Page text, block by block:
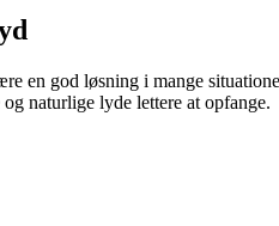
en god løsning i mange
naturlige lyde lettere at opfange.